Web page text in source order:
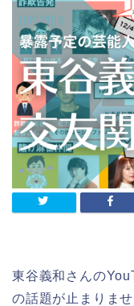
東谷義和さんの
の話題が止まりませ